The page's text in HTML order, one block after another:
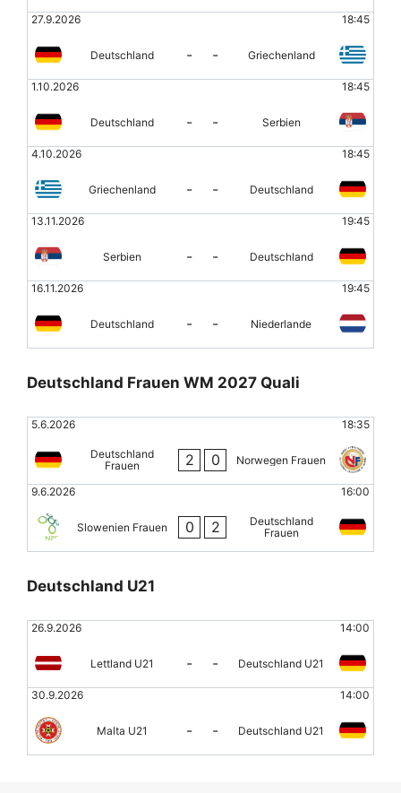
27.9.2026 18:45
Deutschland - - Griechenland
1.10.2026 18:45
Deutschland - - Serbien
4.10.2026 18:45
Griechenland - - Deutschland
13.11.2026 19:45
Serbien - - Deutschland
16.11.2026 19:45
Deutschland - - Niederlande
Deutschland Frauen WM 2027 Quali
5.6.2026 18:35
Deutschland
Frauen
2 0 Norwegen Frauen
9.6.2026 16:00
Slowenien Frauen 0 2
Deutschland
Frauen
Deutschland U21
26.9.2026 14:00
Lettland U21 - - Deutschland U21
30.9.2026 14:00
Malta U21 - - Deutschland U21